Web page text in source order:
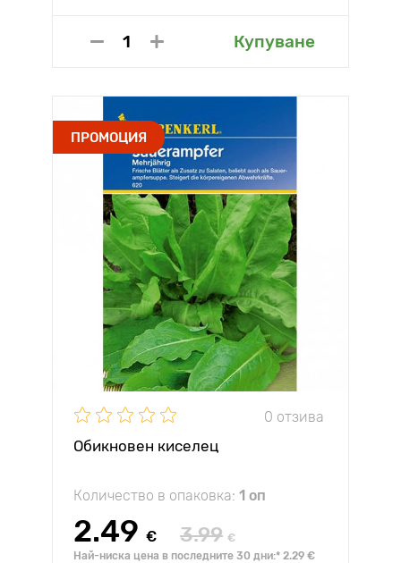
Купуване
ПРОМОЦИЯ
0 отзива
Обикновен киселец
Количество в опаковка: 1 оп
2.49 € 3.99 €
Най-ниска цена в последните 30 дни:* 2.29 €